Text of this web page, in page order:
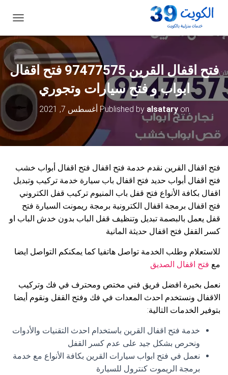
ب
د
ي
ل
ا
ل
ت
ل
فتح اقفال القرين 97477575 فتح اقفال
ابواب و فتح سيارات وتجوري
Published by alsataryon أغسطس 7, 2021
فتح اقفال القرين نقدم خدمة فتح اقفال فتح اقفال أبواب خشب
فتح اقفال أبواب حديد فتح اقفال باب سيارة خدمة تركيب وتبديل
اقفال بكافة الأنواع فتح قفل باب المنيوم تركيب قفل الكتروني
فتح اقفال برمجة اقفال الكترونية برمجة ريمونت السيارة فتح
قفل يعمل بالبصمة تبديل وتنظيف قفل الباب بدون خدش الباب او
كسر القفل فتح اقفال حديثة المانية
للاستعلام وطلب الخدمة تواصل هاتفيا كما يمكنكم التواصل ايضا
مع فتح اقفال الصديق
نعمل بخبرة افضل فريق فني مختص ومحترف في فك وتركيب
الاقفال ونستخدم احدث المعدات في فك وفتح القفل ونقوم أيضا
بتوفير الخدمات التالية:
خدمة فتح اقفال القرين باستخدام احدث التقنيات والأدوات
ونحرص بشكل جيد على عدم كسر القفل
نعمل في فتح ابواب سيارات القرين بكافة الأنواع مع خدمة
برمجة الريموت كنترول للسيارة